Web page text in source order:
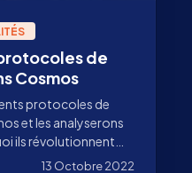
de
Cosmos
protocoles de
et les analyserons
ils révolutionnent
13 Octobre 2022